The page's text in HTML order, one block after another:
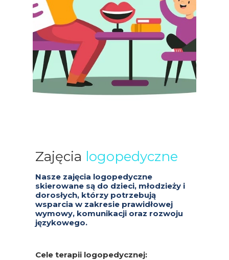
Cele terapii logopedycznej:
Zajęcia logopedyczne
Nasze zajęcia logopedyczne
skierowane są do dzieci, młodzieży i
dorosłych, którzy potrzebują
wsparcia w zakresie prawidłowej
wymowy, komunikacji oraz rozwoju
językowego.